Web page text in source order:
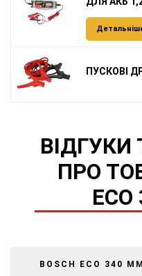
ПУСКОВІ
ВІДГУКИ
ПРО
BOSCH ECO 340 MM